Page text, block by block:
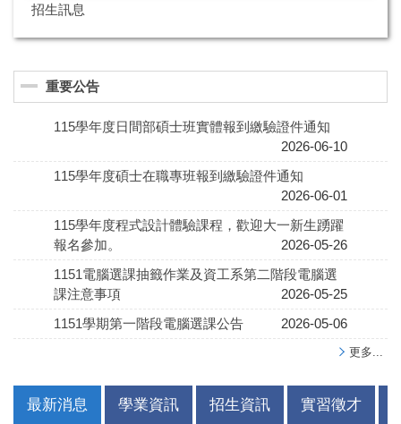
招生訊息
重要公告
115學年度日間部碩士班實體報到繳驗證件通知
2026-06-10
115學年度碩士在職專班報到繳驗證件通知
2026-06-01
115學年度程式設計體驗課程，歡迎大一新生踴躍
報名參加。
2026-05-26
1151電腦選課抽籤作業及資工系第二階段電腦選
課注意事項
2026-05-25
1151學期第一階段電腦選課公告
2026-05-06
更多...
最新消息 學業資訊 招生資訊 實習徵才